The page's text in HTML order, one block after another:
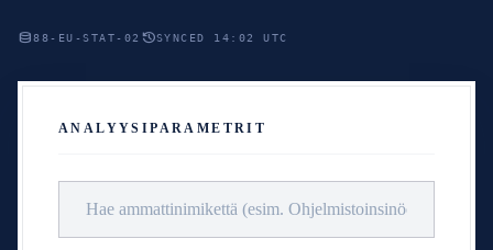
database88-EU-STAT-02 historySYNCED 14:02 UTC
ANALYYSIPARAMETRIT